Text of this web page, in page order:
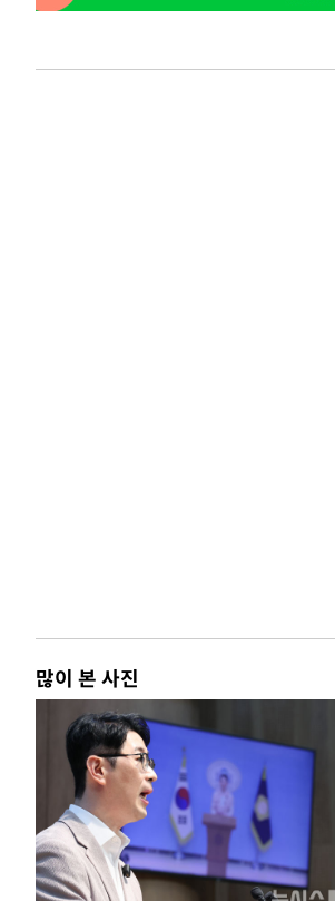
많이 본 사진